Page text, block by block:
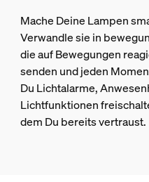
Mache Deine Lampen
Verwandle sie in
die auf Bewegungen
senden und jeden
Du Lichtalarme,
Lichtfunktionen
dem Du bereits vertraust.